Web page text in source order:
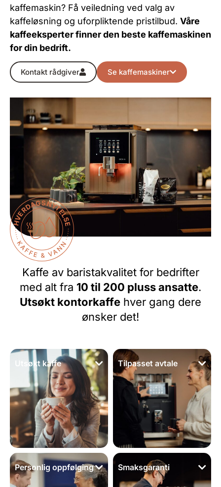
kaffemaskin? Få veiledning ved valg av
kaffeløsning og uforpliktende pristilbud. Våre
kaffeeksperter finner den beste kaffemaskinen
fordin bedrift.
Kontakt rådgiver Se kaffemaskiner
Kaffe av baristakvalitet for bedrifter
med alt fra 10 til 200 pluss ansatte.
Utsøkt kontorkaffe hver gang dere
ønsker det!
Utsøkt kaffe Tilpasset avtale
Personlig oppfølging Smaksgaranti